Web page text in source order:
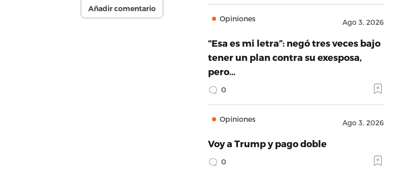
Añadir comentario
Opiniones Ago 3, 2026
“Esa es mi letra”: negó tres veces bajo
tener un plan contra su exesposa,
pero…
0
Opiniones Ago 3, 2026
Voy a Trump y pago doble
0